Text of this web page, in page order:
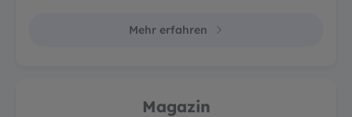
Mehr erfahren
Magazin